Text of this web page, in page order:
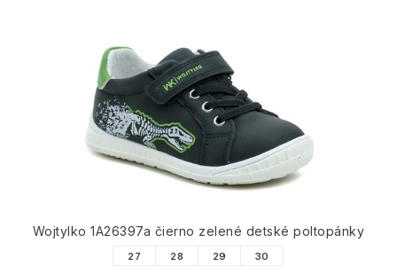
Wojtylko 1A26397a čierno zelené detské poltopánky
27 28 29 30